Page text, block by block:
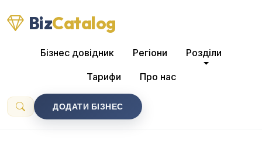
BizCatalog
Бізнес довідник Регіони Розділи
Тарифи Про нас
ДОДАТИ БІЗНЕС